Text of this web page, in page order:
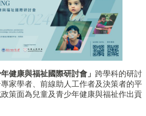
健康與福祉國際研討會」 跨學科的研討
家學者、前線助人工作者及決策者的平
策面為兒童及青少年健康與福祉作出貢